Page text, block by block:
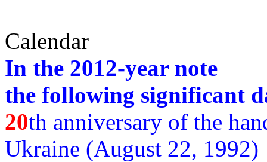
Calendar
In the 2012-year note
the following significant
20th anniversary of the
Ukraine (August 22, 1992)